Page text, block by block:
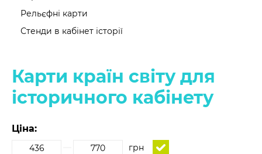
Рельєфні карти
Стенди в кабінет історії
Карти країн світу для
історичного кабінету
Ціна:
грн